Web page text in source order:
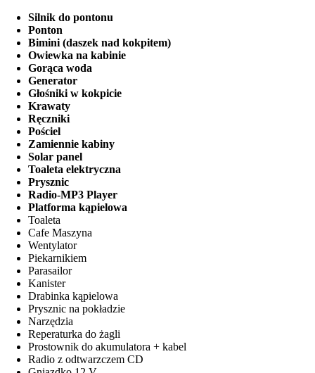
Silnik do pontonu
Ponton
Bimini (daszek nad kokpitem)
Owiewka na kabinie
Gorąca woda
Generator
Głośniki w kokpicie
Krawaty
Ręczniki
Pościel
Zamiennie kabiny
Solar panel
Toaleta elektryczna
Prysznic
Radio-MP3 Player
Platforma kąpielowa
Toaleta
Cafe Maszyna
Wentylator
Piekarnikiem
Parasailor
Kanister
Drabinka kąpielowa
Prysznic na pokładzie
Narzędzia
Reperaturka do żagli
Prostownik do akumulatora + kabel
Radio z odtwarzczem CD